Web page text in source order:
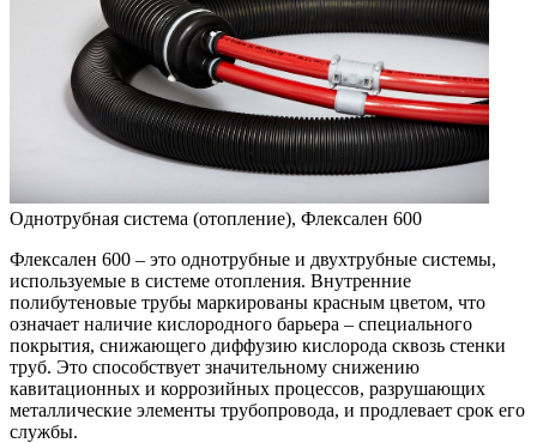
Однотpубная система (oтoпление), Флексален 600
Флексален 600 – это однотрубные и двухтрубные системы,
используемые в системе отопления. Внутренние
полибутеновые трубы маркированы красным цветом, что
означает наличие кислородного барьера – специального
покрытия, снижающего диффузию кислорода сквозь стенки
труб. Это способствует значительному снижению
кавитационных и коррозийных процессов, разрушающих
металлические элементы трубопровода, и продлевает срок его
службы.